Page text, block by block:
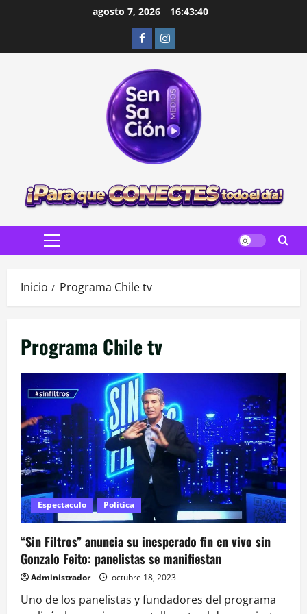
agosto 7, 2026 16:43:41
FacebookInstagram
Menú
Inicio Programa Chile tv
Programa Chile tv
Espectaculo Política
“Sin Filtros” anuncia su inesperado fin en vivo sin
Gonzalo Feito: panelistas se manifiestan
Administrador octubre 18, 2023
Uno de los panelistas y fundadores del programa